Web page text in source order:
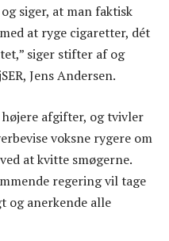
siger, at man faktisk
at ryge cigaretter, dét
siger stifter af og
Jens Andersen.
afgifter, og tvivler
voksne rygere om
at kvitte smøgerne.
regering vil tage
og anerkende alle